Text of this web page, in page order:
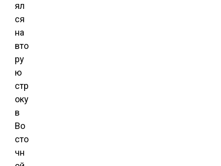
ял
ся
на
вто
ру
ю
стр
оку
в
Во
сто
чн